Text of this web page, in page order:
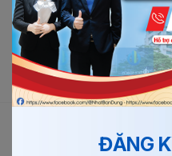
GỬI BÌNH LUẬN
ĐĂNG